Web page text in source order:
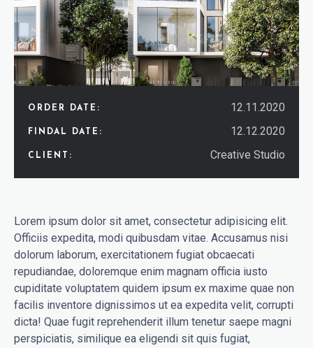
ORDER DATE: 12.11.2020
FINDAL DATE: 12.12.2020
CLIENT: Creative Studio
Lorem ipsum dolor sit amet, consectetur adipisicing elit.
Officiis expedita, modi quibusdam vitae. Accusamus nisi
dolorum laborum, exercitationem fugiat obcaecati
repudiandae, doloremque enim magnam officia iusto
cupiditate voluptatem quidem ipsum ex maxime quae non
facilis inventore dignissimos ut ea expedita velit, corrupti
dicta! Quae fugit reprehenderit illum tenetur saepe magni
perspiciatis, similique ea eligendi sit quis fugiat,